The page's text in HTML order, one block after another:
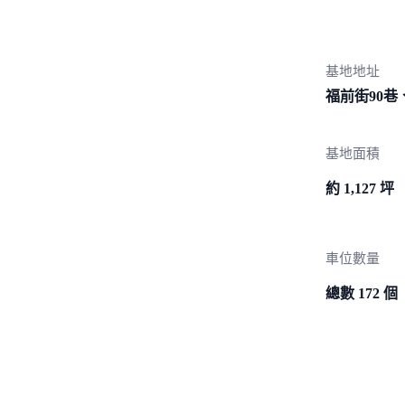
基地地址
福前街90巷
基地面積
約 1,127 坪
車位數量
總數 172 個